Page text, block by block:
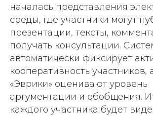
началась представления
среды, где участники могут
презентации, тексты,
получать консультации.
автоматически фиксирует
кооперативность участников,
«Эврики» оценивают уровень
аргументации и обобщения.
каждого участника будет